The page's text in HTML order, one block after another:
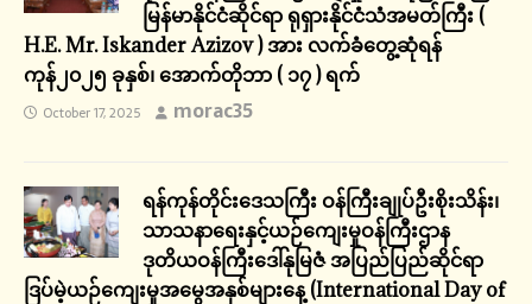
မြန်မာနိုင်ငံဆိုင်ရာ ရုရှားနိုင်ငံသံအမတ်ကြီး (
H.E. Mr. Iskander Azizov ) အား လက်ခံတွေ့ဆုံရန်
ကုန်၂၀၂၅ ခုနှစ်၊ အောက်တိုဘာ ( ၁၇ ) ရက်
October 17, 2025 morac35
ရန်ကုန်တိုင်းဒေသကြီး ဝန်ကြီးချုပ်ဦးစိုးသိန်း၊
သာသနာရေးနှင့်ယဉ်ကျေးမှုဝန်ကြီးဌာန
ဒုတိယဝန်ကြီးဒေါ်နုမြဇံ အပြည်ပြည်ဆိုင်ရာ
ဒြပ်မဲ့ယဉ်ကျေးမှုအမွေအနှစ်များနေ့ (International Day of